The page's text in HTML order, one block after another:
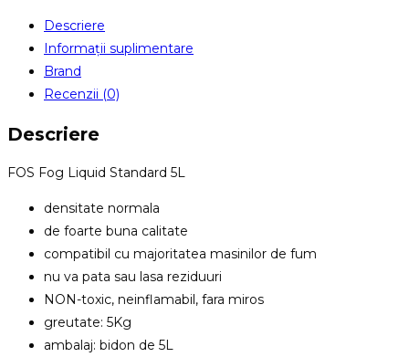
Descriere
Informații suplimentare
Brand
Recenzii (0)
Descriere
FOS Fog Liquid Standard 5L
densitate normala
de foarte buna calitate
compatibil cu majoritatea masinilor de fum
nu va pata sau lasa reziduuri
NON-toxic, neinflamabil, fara miros
greutate: 5Kg
ambalaj: bidon de 5L